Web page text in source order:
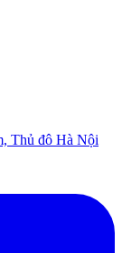
Thủ đô Hà Nội